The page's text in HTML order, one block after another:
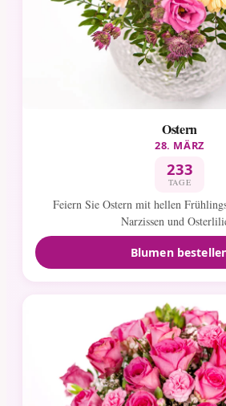
Ostern
28. MÄRZ
233
TAGE
Feiern Sie Ostern mit hellen
Narzissen und
Blumen